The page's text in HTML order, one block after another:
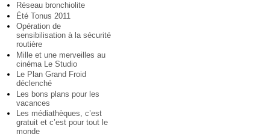
Réseau bronchiolite
Été Tonus 2011
Opération de
sensibilisation à la sécurité
routière
Mille et une merveilles au
cinéma Le Studio
Le Plan Grand Froid
déclenché
Les bons plans pour les
vacances
Les médiathèques, c’est
gratuit et c’est pour tout le
monde